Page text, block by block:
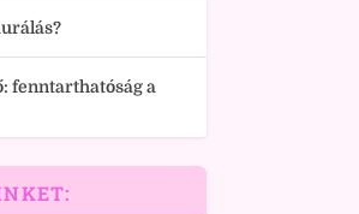
fenntarthatóság a